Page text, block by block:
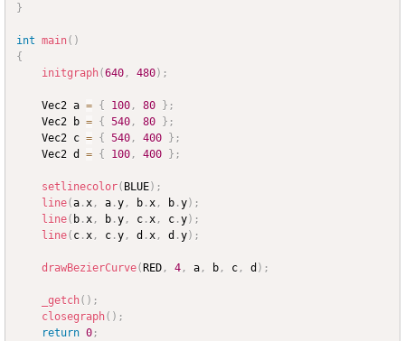
}
int main( )
{
initgraph(640 , 480) ;
	Vec2 a
= { 100 , 80 } ;
	Vec2 b
= { 540 , 80 } ;
	Vec2 c
= { 540 , 400 } ;
	Vec2 d
= { 100 , 400 } ;
setlinecolor( BLUE) ;
line(a .x , a .y , b .x , b .y) ;
line( b .x , b .y , c .x , c .y) ;
line( c .x , c .y , d .x , d .y) ;
drawBezierCurve(RED , 4 , a , b , c , d ) ;
_getch( ) ;
closegraph( ) ;
return 0 ;